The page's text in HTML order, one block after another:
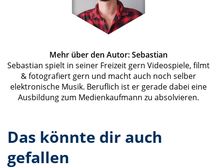
Mehr über den Autor: Sebastian
Sebastian spielt in seiner Freizeit gern Videospiele, filmt
& fotografiert gern und macht auch noch selber
elektronische Musik. Beruflich ist er gerade dabei eine
Ausbildung zum Medienkaufmann zu absolvieren.
Das könnte dir auch
gefallen